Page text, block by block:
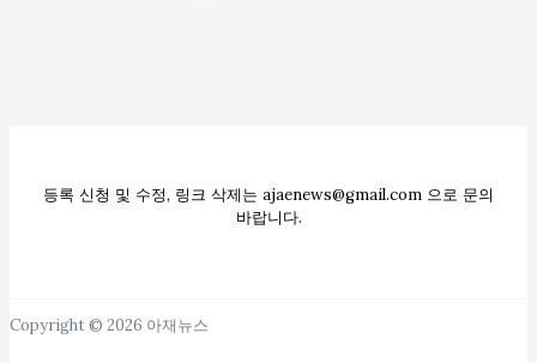
등록 신청 및 수정, 링크 삭제는 ajaenews@gmail.com 으로 문의
바랍니다.
Copyright © 2026 아재뉴스